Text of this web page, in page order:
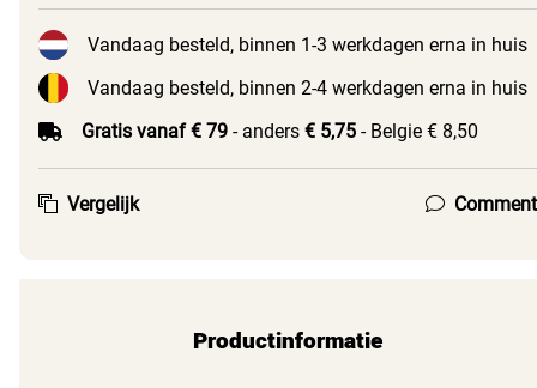
Vandaag besteld, binnen 1-3 werkdagen erna in huis
Vandaag besteld, binnen 2-4 werkdagen erna in huis
Gratis vanaf € 79 - anders € 5,75 - Belgie € 8,50
Vergelijk Comment
Productinformatie